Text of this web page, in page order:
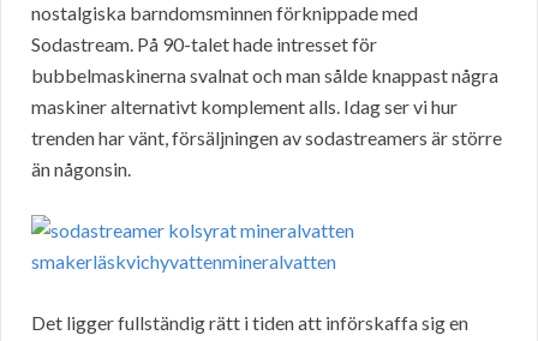
nostalgiska barndomsminnen förknippade med
Sodastream. På 90-talet hade intresset för
bubbelmaskinerna svalnat och man sålde knappast några
maskiner alternativt komplement alls. Idag ser vi hur
trenden har vänt, försäljningen av sodastreamers är större
än någonsin.
Det ligger fullständig rätt i tiden att införskaffa sig en